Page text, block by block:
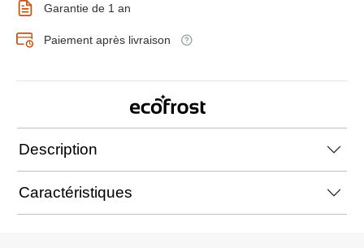
Garantie de 1 an
Paiement après livraison
Description
Caractéristiques